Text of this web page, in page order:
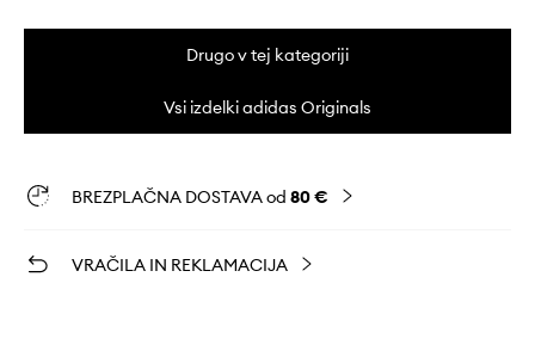
Drugo v tej kategoriji
Vsi izdelki adidas Originals
BREZPLAČNA DOSTAVA od 80 €
VRAČILA IN REKLAMACIJA